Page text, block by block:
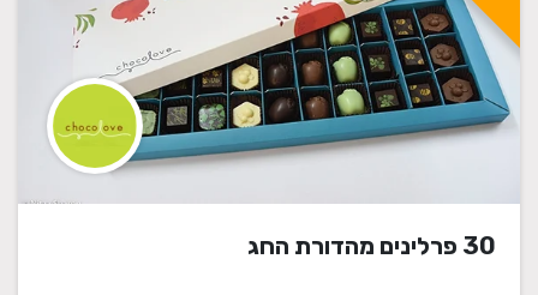
30 פרלינים מהדורת החג